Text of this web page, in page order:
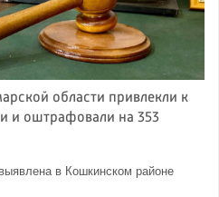
области привлекли к
и оштрафовали на 353
в Кошкинском районе